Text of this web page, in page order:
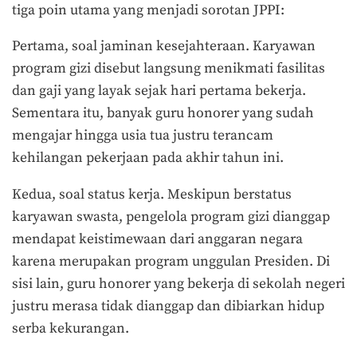
tiga poin utama yang menjadi sorotan JPPI:
Pertama, soal jaminan kesejahteraan. Karyawan
program gizi disebut langsung menikmati fasilitas
dan gaji yang layak sejak hari pertama bekerja.
Sementara itu, banyak guru honorer yang sudah
mengajar hingga usia tua justru terancam
kehilangan pekerjaan pada akhir tahun ini.
Kedua, soal status kerja. Meskipun berstatus
karyawan swasta, pengelola program gizi dianggap
mendapat keistimewaan dari anggaran negara
karena merupakan program unggulan Presiden. Di
sisi lain, guru honorer yang bekerja di sekolah negeri
justru merasa tidak dianggap dan dibiarkan hidup
serba kekurangan.